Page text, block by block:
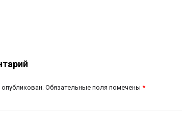
Обязательные поля помечены *